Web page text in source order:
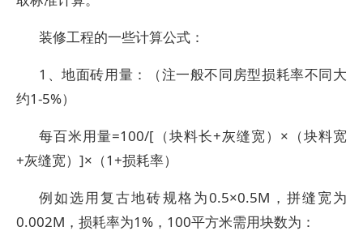
装修工程的一些计算公式：
1、地面砖用量：（注一般不同房型损耗率不同大
约1-5%）
每百米用量=100/[（块料长+灰缝宽）×（块料宽
+灰缝宽）]×（1+损耗率）
例如选用复古地砖规格为0.5×0.5M，拼缝宽为
0.002M，损耗率为1%，100平方米需用块数为：